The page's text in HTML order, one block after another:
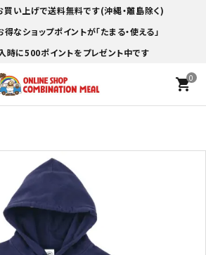
い上げで送料無料です(沖縄・離島除く)
なショップポイントが「たまる・使える」
時に500ポイントをプレゼント中です
0
shopping_cart